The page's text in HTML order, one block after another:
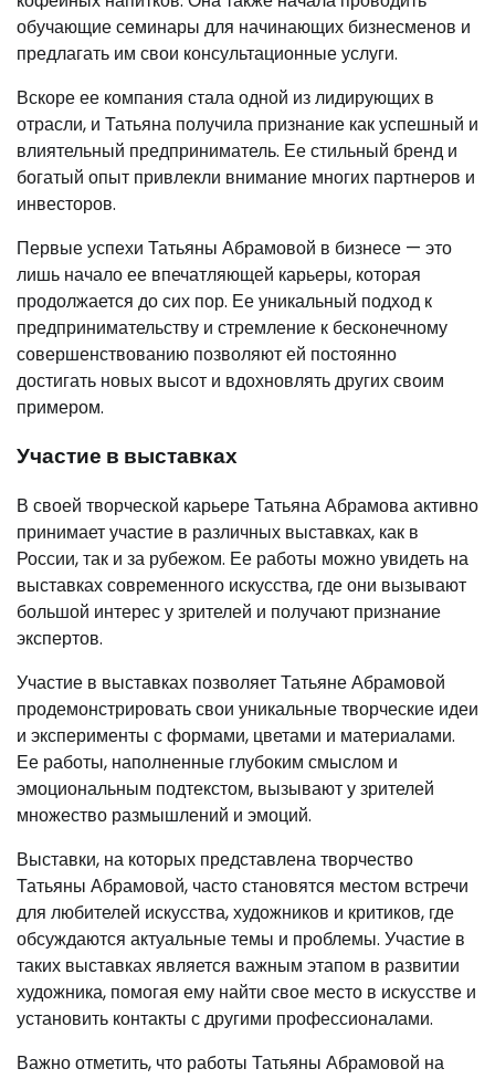
обучающие семинары для начинающих бизнесменов и
предлагать им свои консультационные услуги.
Вскоре ее компания стала одной из лидирующих в
отрасли, и Татьяна получила признание как успешный и
влиятельный предприниматель. Ее стильный бренд и
богатый опыт привлекли внимание многих партнеров и
инвесторов.
Первые успехи Татьяны Абрамовой в бизнесе — это
лишь начало ее впечатляющей карьеры, которая
продолжается до сих пор. Ее уникальный подход к
предпринимательству и стремление к бесконечному
совершенствованию позволяют ей постоянно
достигать новых высот и вдохновлять других своим
примером.
Участие в выставках
В своей творческой карьере Татьяна Абрамова активно
принимает участие в различных выставках, как в
России, так и за рубежом. Ее работы можно увидеть на
выставках современного искусства, где они вызывают
большой интерес у зрителей и получают признание
экспертов.
Участие в выставках позволяет Татьяне Абрамовой
продемонстрировать свои уникальные творческие идеи
и эксперименты с формами, цветами и материалами.
Ее работы, наполненные глубоким смыслом и
эмоциональным подтекстом, вызывают у зрителей
множество размышлений и эмоций.
Выставки, на которых представлена творчество
Татьяны Абрамовой, часто становятся местом встречи
для любителей искусства, художников и критиков, где
обсуждаются актуальные темы и проблемы. Участие в
таких выставках является важным этапом в развитии
художника, помогая ему найти свое место в искусстве и
установить контакты с другими профессионалами.
Важно отметить, что работы Татьяны Абрамовой на